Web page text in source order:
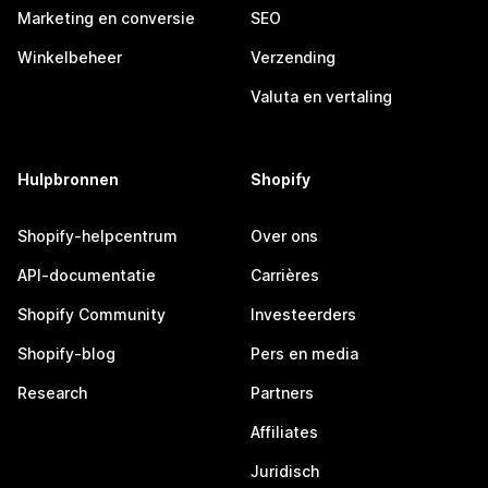
Marketing en conversie
Winkelbeheer
SEO
Verzending
Valuta en vertaling
Hulpbronnen
Shopify-helpcentrum
API-documentatie
Shopify Community
Shopify-blog
Research
Shopify
Over ons
Carrières
Investeerders
Pers en media
Partners
Affiliates
Juridisch